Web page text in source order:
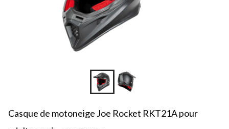
Casque de motoneige Joe Rocket RKT21A pour